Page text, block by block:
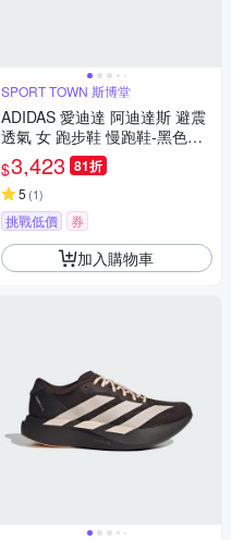
SPORT TOWN 斯博堂
ADIDAS 愛迪達 阿迪達斯 避震
透氣 女 跑步鞋 慢跑鞋-黑色系-
adizero Evo SL W-JP7147
$3,423 81折
5 (1)
挑戰低價 券
加入購物車